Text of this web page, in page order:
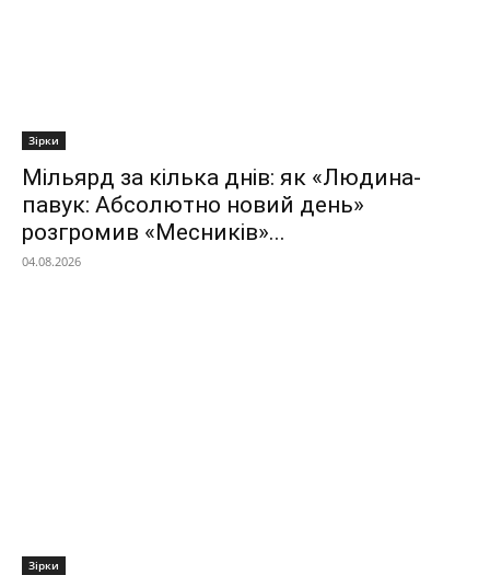
Зірки
Мільярд за кілька днів: як «Людина-
павук: Абсолютно новий день»
розгромив «Месників»...
04.08.2026
Зірки